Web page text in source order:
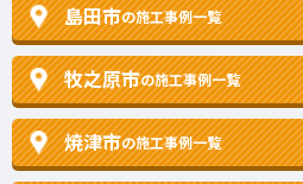
島田市の施工事例一覧
牧之原市の施工事例一覧
焼津市の施工事例一覧